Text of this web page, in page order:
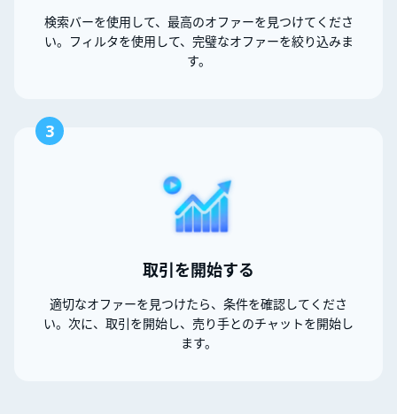
検索バーを使用して、最高のオファーを見つけてくださ
い。フィルタを使用して、完璧なオファーを絞り込みま
す。
3
取引を開始する
適切なオファーを見つけたら、条件を確認してくださ
い。次に、取引を開始し、売り手とのチャットを開始し
ます。